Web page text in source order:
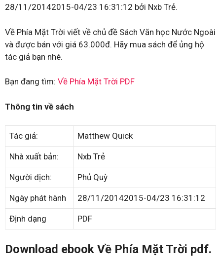
28/11/20142015-04/23 16:31:12 bởi Nxb Trẻ.
Về Phía Mặt Trời viết về chủ đề Sách Văn học Nước Ngoài
và được bán với giá 63.000đ. Hãy mua sách để ủng hộ
tác giả bạn nhé.
Bạn đang tìm: Về Phía Mặt Trời PDF
Thông tin về sách
Tác giả: Matthew Quick
Nhà xuất bản: Nxb Trẻ
Người dịch: Phủ Quỳ
Ngày phát hành 28/11/20142015-04/23 16:31:12
Định dạng PDF
Download ebook Về Phía Mặt Trời pdf.